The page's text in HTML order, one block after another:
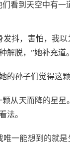
看到天空中有一
发抖，害怕，我
解脱，”她补充道。
的孙子们觉得这
颗从天而降的星
法。
唯一能想到的就